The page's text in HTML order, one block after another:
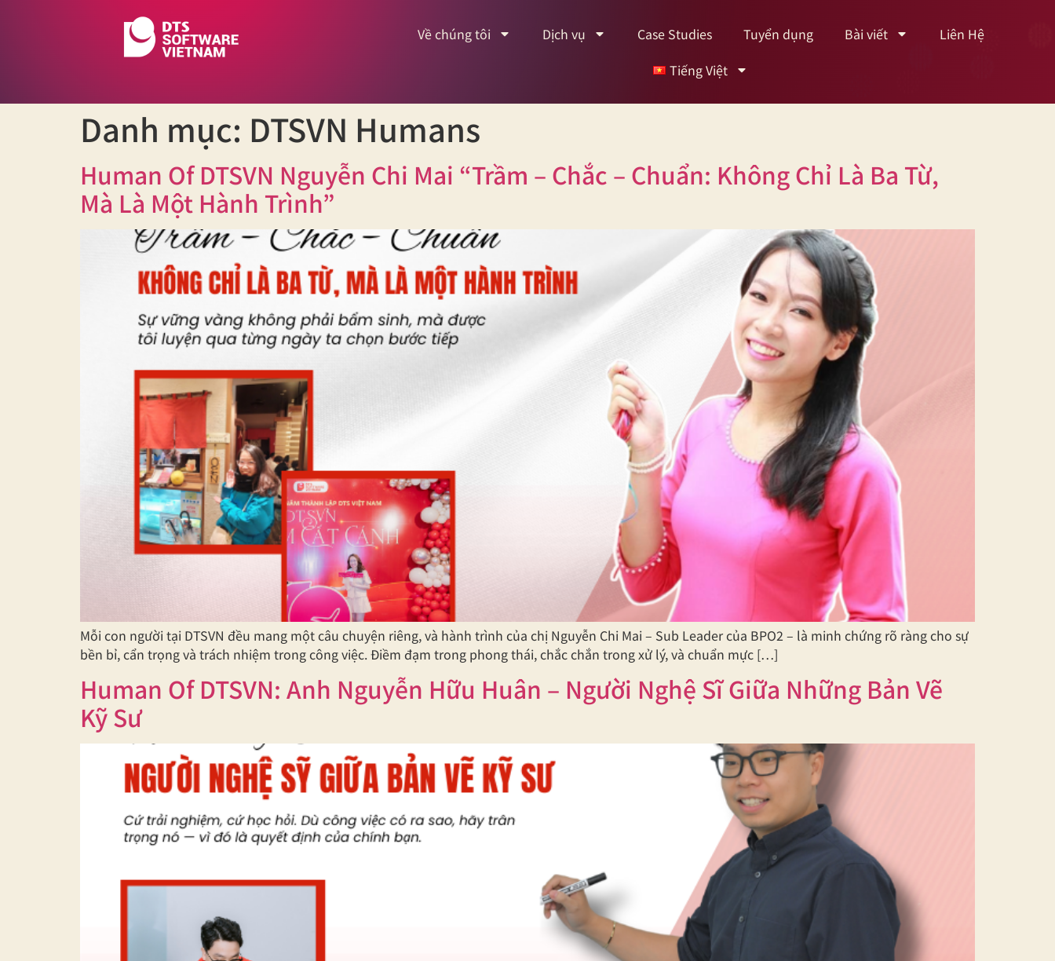
Về chúng tôi Dịch vụ Case Studies Tuyển dụng Bài viết
Liên Hệ
Tiếng Việt
Danh mục: DTSVN Humans
Human Of DTSVN Nguyễn Chi Mai “Trầm – Chắc – Chuẩn: Không Chỉ Là Ba Từ,
Mà Là Một Hành Trình”
Mỗi con người tại DTSVN đều mang một câu chuyện riêng, và hành trình của chị Nguyễn Chi Mai – Sub Leader của BPO2 – là minh chứng rõ ràng cho sự
bền bỉ, cẩn trọng và trách nhiệm trong công việc. Điềm đạm trong phong thái, chắc chắn trong xử lý, và chuẩn mực […]
Human Of DTSVN: Anh Nguyễn Hữu Huân – Người Nghệ Sĩ Giữa Những Bản Vẽ
Kỹ Sư